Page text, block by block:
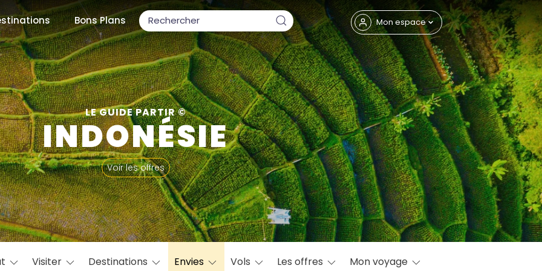
Bons Plans Mon espace
LE GUIDE PARTIR ©
INDONÉSIE
Voir les offres
Visiter Destinations Envies Vols Les offres Mon voyage
Fermer
populaires
mois
Février Mars Avril Mai Juin Juillet Août
Septembre
Novembre Décembre